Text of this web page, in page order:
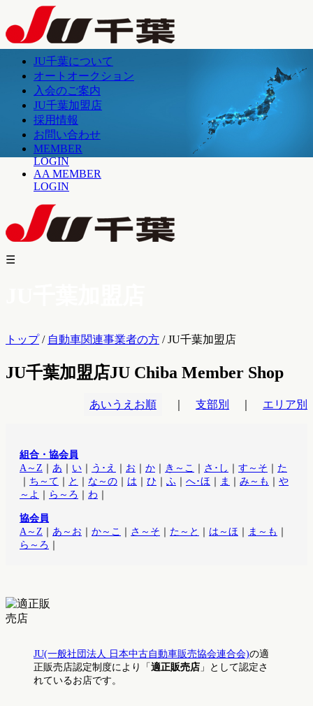
JU千葉について
オートオークション
入会のご案内
JU千葉加盟店
採用情報
お問い合わせ
MEMBER
LOGIN
AA MEMBER
LOGIN
☰
トップ/ 自動車関連事業者の方 / JU千葉加盟店
JU千葉加盟店JU Chiba Member Shop
あいうえお順 支部別 エリア別
組合・協会員
A～Z ｜ あ ｜ い ｜ う･え ｜ お ｜ か ｜ き～こ ｜ さ･し ｜ す～そ ｜ た
｜ ち～て ｜ と ｜ な～の ｜ は ｜ ひ ｜ ふ ｜ へ･ほ ｜ ま ｜ み～も ｜ や
～よ ｜ ら～ろ ｜ わ ｜
協会員
A～Z ｜ あ～お ｜ か～こ ｜ さ～そ ｜ た～と ｜ は～ほ ｜ ま～も ｜
ら～ろ ｜
JU(一般社団法人 日本中古自動車販売協会連合会)の適
正販売店認定制度により「適正販売店 」として認定さ
れているお店です。